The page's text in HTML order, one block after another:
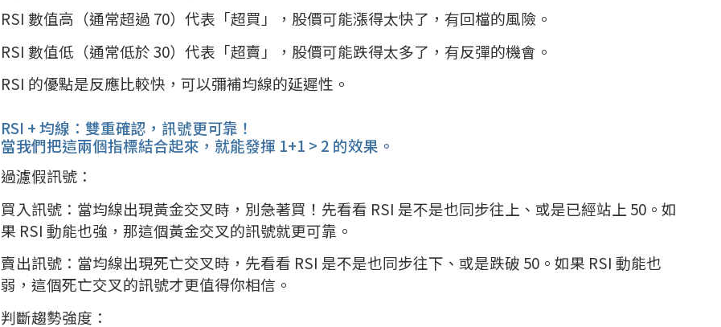
RSI 數值高（通常超過 70）代表「超買」，股價可能漲得太快了，有回檔的風險。
RSI 數值低（通常低於 30）代表「超賣」，股價可能跌得太多了，有反彈的機會。
RSI 的優點是反應比較快，可以彌補均線的延遲性。
RSI + 均線：雙重確認，訊號更可靠！
當我們把這兩個指標結合起來，就能發揮 1+1 > 2 的效果。
過濾假訊號：
買入訊號：當均線出現黃金交叉時，別急著買！先看看 RSI 是不是也同步往上、或是已經站上 50。如
果 RSI 動能也強，那這個黃金交叉的訊號就更可靠。
賣出訊號：當均線出現死亡交叉時，先看看 RSI 是不是也同步往下、或是跌破 50。如果 RSI 動能也
弱，這個死亡交叉的訊號才更值得你相信。
判斷趨勢強度：